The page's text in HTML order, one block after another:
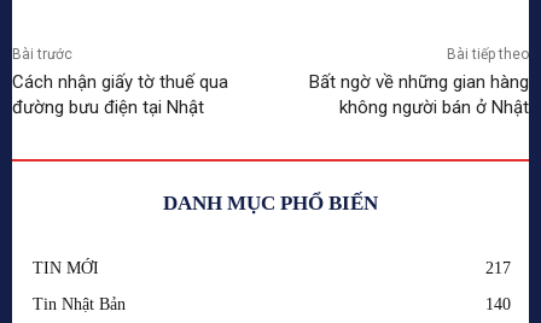
Bài trước
Cách nhận giấy tờ thuế qua
đường bưu điện tại Nhật
Bài tiếp theo
Bất ngờ về những gian hàng
không người bán ở Nhật
DANH MỤC PHỔ BIẾN
TIN MỚI
217
Tin Nhật Bản
140